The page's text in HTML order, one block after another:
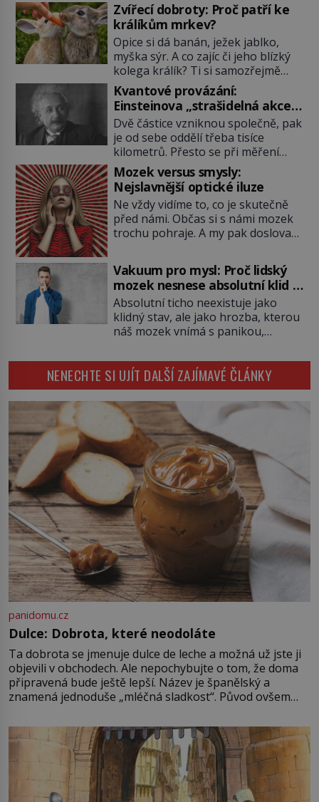
Zvířecí dobroty: Proč patří ke
králíkům mrkev?
Opice si dá banán, ježek jablko,
myška sýr. A co zajíc či jeho blízký
kolega králík? Ti si samozřejmě
pochutnají na mrkvi! Proč jsou
podobné představy o potravě
zvířat často spíš mýty? Pokud máte
doma králíka, mrkev mu dát
můžete. A nejspíš mu i bude
chutnat, ovšem měl by ji mít jen
jako občasný pamlsek. […]
Kvantové provázání:
Einsteinova „strašidelná akce
na dálku“ dál mate i fascinuje
vědce
Dvě částice vzniknou společně, pak
je od sebe oddělí třeba tisíce
kilometrů. Přesto se při měření
chovají, jako by mezi nimi
existovalo neviditelné pouto. Albert
Einstein tomu s jistou dávkou
ironie říká „strašidelná akce na
dálku“ a dlouhá desetiletí věří, že
musí existovat jednodušší
však ukazují, že kvantový svět
funguje jinak, než […]
Mozek versus smysly:
Nejslavnější optické iluze
Ne vždy vidíme to, co je skutečně
před námi. Občas si s námi mozek
trochu pohraje. A my pak doslova
vznikají ty nejpodivnější optické
iluze? Soustřeď se na to hlavní!
TROXLERŮV EFEKT Náš mozek
zvládne zpracovat hodně informací.
Všechny na světě ale nikoliv, musí
si vybírat! Jak to dělá? Když se […]
Vakuum pro mysl: Proč lidský
mozek nesnese absolutní klid a
začne si vymýšlet horory
Absolutní ticho neexistuje jako
klidný stav, ale jako hrozba, kterou
náš mozek vnímá s panikou,
začne okamžitě produkovat vlastní
děsivé iluze. Představte si místnost,
kde zmizí veškerý šum světa. Žádné
auta, žádný šepot, nic. Místo
vytoužené oázy klidu však
okamžitě nastoupí hluboké
znepokojení. Lidská mysl je totiž
evolučně nastavena na neustálý
[…]
NENECHTE SI UJÍT DALŠÍ ZAJÍMAVÉ ČLÁNKY
panidomu.cz
Dulce: Dobrota, které neodoláte
Ta dobrota se jmenuje dulce de leche a možná už jste ji
objevili v obchodech. Ale nepochybujte o tom, že doma
připravená bude ještě lepší. Název je španělský a
znamená jednoduše „mléčná sladkost“. Původ ovšem
pře hned několik latinskoamerických zemí a k tomu
Francie, kde se traduje,